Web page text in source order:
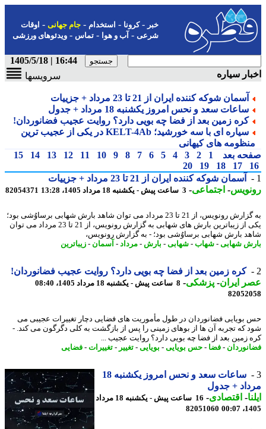
-کرونا-استخدام- جام جهانی-اوقات
شرعی-آب و هوا-تماس-ویدئوهای ورزشی
16:44 | 1405/5/18
سیاره
سرویسها
آسمان شوکه کننده ایران از 21 تا 23 مرداد + جزییات
ساعات سعد و نحس امروز یکشنبه 18 مرداد + جدول
کره زمین بعد از فضا چه بویی دارد؟ روایت عجیب فضانوردان!
سیاره ای با سه خورشید؛ KELT-4Ab در یکی از عجیب ترین
های کیهانی
بعد
1
2
3
4
5
6
7
8
9
10
11
12
13
14
15
17
18
19
20
آسمان شوکه کننده ایران از 21 تا 23 مرداد + جزییات
-اجتماعی-3 ساعت پیش - یکشنبه 18 مرداد 1405، 13:28 82054371
به گزارش رونویس، از 21 تا 23 مرداد می توان شاهد بارش شهابی برساوُشی بود؛
یکی از زیباترین بارش های شهابی به گزارش رونویس، از 21 تا 23 مرداد می توان
بارش شهابی برساوُشی بود؛ - به گزارش رونویس،
شهابی-شهاب-شهابی-بارش-مرداد-آسمان-زیباترین
کره زمین بعد از فضا چه بویی دارد؟ روایت عجیب فضانوردان!
ایران- پزشکی-8 ساعت پیش - یکشنبه 18 مرداد 1405، 08:40
فضانوردان در طول مأموریت های فضایی دچار تغییرات عجیبی می
که تجربه آن ها از بوهای زمینی را پس از بازگشت به کلی دگرگون می کند. -
زمین بعد از فضا چه بویی دارد؟ روایت عجیب ...
- فضا -حس بویایی-بویایی-تغییر-تغییرات- فضایی
ساعات سعد و نحس امروز یکشنبه 18
+ جدول
-اقتصادی-
16 ساعت پیش - یکشنبه 18 مرداد
82051060